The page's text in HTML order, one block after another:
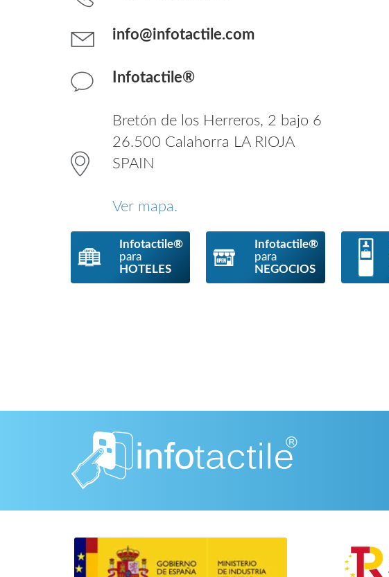
info@infotactile.com
Infotactile®
Bretón de los Herreros, 2 bajo 6
26.500 Calahorra LA RIOJA
SPAIN
Ver mapa.
Infotactile®
para
HOTELES
Infotactile®
para
NEGOCIOS